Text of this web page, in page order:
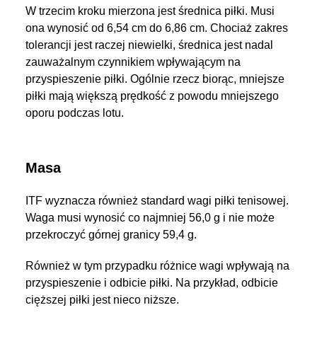
W trzecim kroku mierzona jest średnica piłki. Musi
ona wynosić od 6,54 cm do 6,86 cm. Chociaż zakres
tolerancji jest raczej niewielki, średnica jest nadal
zauważalnym czynnikiem wpływającym na
przyspieszenie piłki. Ogólnie rzecz biorąc, mniejsze
piłki mają większą prędkość z powodu mniejszego
oporu podczas lotu.
Masa
ITF wyznacza również standard wagi piłki tenisowej.
Waga musi wynosić co najmniej 56,0 g i nie może
przekroczyć górnej granicy 59,4 g.
Również w tym przypadku różnice wagi wpływają na
przyspieszenie i odbicie piłki. Na przykład, odbicie
cięższej piłki jest nieco niższe.